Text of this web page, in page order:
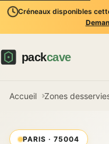
Créneaux disponibles
Accueil Zones
PARIS · 75004